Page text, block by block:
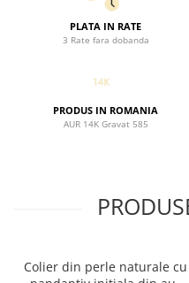
despachetare.
PLATA IN RATE
3 Rate fara dobanda
PRODUS IN ROMANIA
AUR 14K Gravat 585
Colier din perle naturale cu